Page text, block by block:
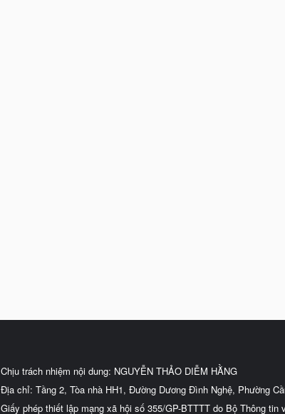
Chịu trách nhiệm nội dung: NGUYỄN THẢO DIỄM HẰNG
Địa chỉ: Tầng 2, Tòa nhà HH1, Đường Dương Đình Nghệ, Phường
Giấy phép thiết lập mạng xã hội số 355/GP-BTTTT do Bộ Thông tin